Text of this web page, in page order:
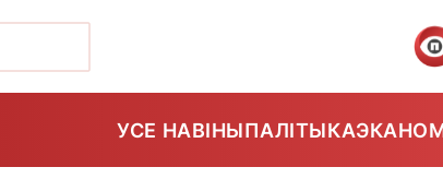
УСЕ НАВІНЫПАЛІТЫКА